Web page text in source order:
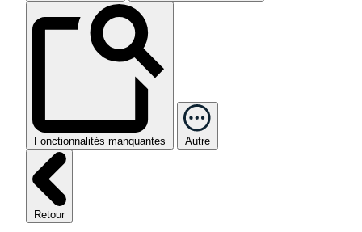
Fonctionnalités manquantes Autre
Retour